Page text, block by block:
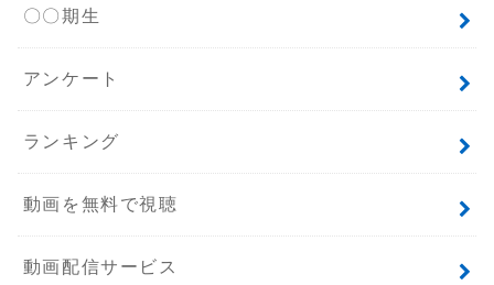
〇〇期生
アンケート
ランキング
動画を無料で視聴
動画配信サービス